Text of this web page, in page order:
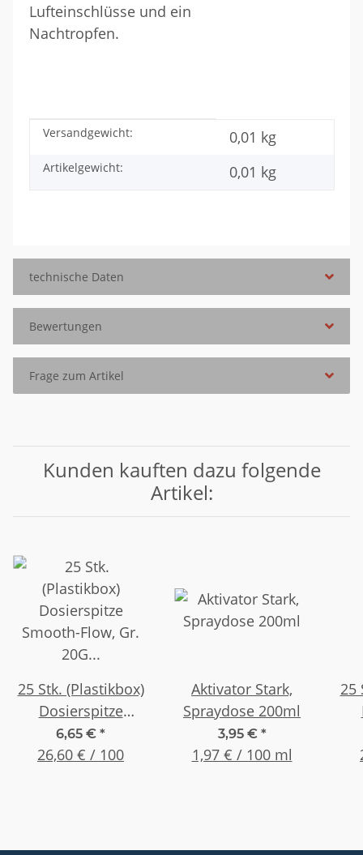
Lufteinschlüsse und ein
Nachtropfen.
Produkteigenschaft
Wert
Versandgewicht: 0,01 kg
Artikelgewicht: 0,01 kg
technische Daten
Bewertungen
Frage zum Artikel
Kunden kauften dazu folgende
Artikel:
25 Stk. (Plastikbox)
Dosierspitze
Smooth-Flow, Gr.
20G 1,26" (32,0mm)
6,65 € *
26,60 € / 100
Aktivator Stark,
Spraydose 200ml
3,95 € *
1,97 € / 100 ml
25